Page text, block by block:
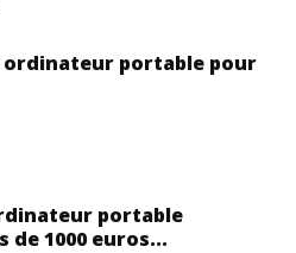
ordinateur portable pour
portable
1000 euros...